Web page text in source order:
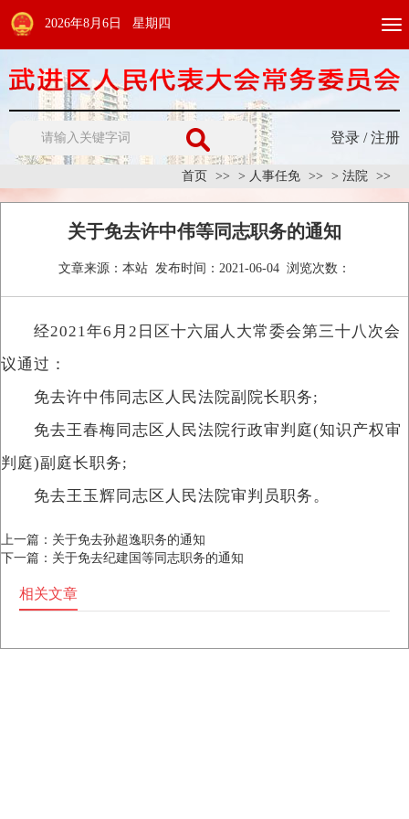
2026年8月6日 星期四
登录 /注册
首页 > 人事任免 > 法院
关于免去许中伟等同志职务的通知
文章来源： 本站 发布时间： 2021-06-04 浏览次数：
经2021年6月2日区十六届人大常委会第三十八次会
议通过：
免去许中伟同志区人民法院副院长职务;
免去王春梅同志区人民法院行政审判庭(知识产权审
判庭)副庭长职务;
免去王玉辉同志区人民法院审判员职务。
上一篇： 关于免去孙超逸职务的通知
下一篇： 关于免去纪建国等同志职务的通知
相关文章